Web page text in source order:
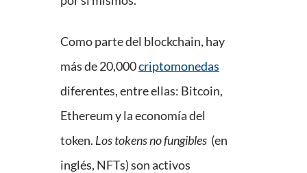
Como parte del blockchain, hay
más de 20,000criptomonedas
diferentes, entre ellas: Bitcoin,
Ethereum y la economía del
token. Los tokens no fungibles (en
inglés, NFTs) son activos